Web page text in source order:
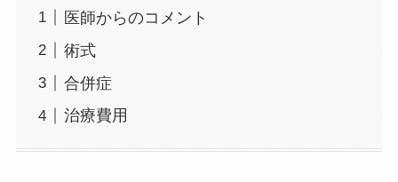
医師からのコメント
術式
合併症
治療費用